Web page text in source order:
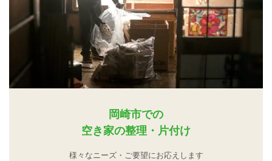
岡崎市での
空き家の整理・片付け
様々なニーズ・ご要望にお応えします